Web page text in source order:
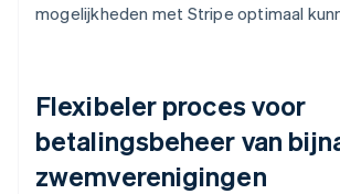
mogelijkheden met Stripe optimaal
Flexibeler proces voor
betalingsbeheer van
zwemverenigingen